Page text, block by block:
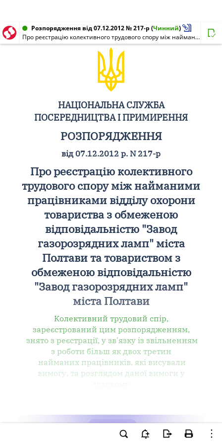
Розпорядження від 07.12.2012 № 217-р (Чинний)
Про реєстрацію колективного трудового спору між найманими працівниками відділу охорони товариства з обмеженою відповідальністю "Завод газорозрядних ламп" міста Полтави та товариством з обмеженою відповідальністю "Завод газорозрядних ламп" міста Полтави
НАЦІОНАЛЬНА СЛУЖБА
ПОСЕРЕДНИЦТВА І ПРИМИРЕННЯ
РОЗПОРЯДЖЕННЯ
від 07.12.2012 р. N 217-р
Про реєстрацію колективного
трудового спору між найманими
працівниками відділу охорони
товариства з обмеженою
відповідальністю "Завод
газорозрядних ламп" міста
Полтави та товариством з
обмеженою відповідальністю
"Завод газорозрядних ламп"
міста Полтави
Колективний трудовий спір,
зареєстрований цим розпорядженням,
знято з реєстрації, у зв'язку із звільненням
з роботи більш як двох третин
найманих працівників, які висували
вимогу, та розглядом даної вимоги у